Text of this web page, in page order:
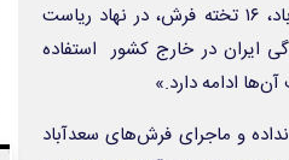
به نقل از خبرنگار تابناک: «بر این اساس، از ۴۸ تخته فرش نفیس سعد آباد، ۱۶ تخته فرش، در نهاد ریاست
نمایندگی ایران در خارج کشور استفاده
و ماجرای فرش‌های سعدآباد